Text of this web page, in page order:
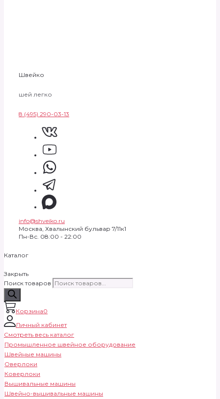
Швейко
шей легко
8 (495) 290-03-13
info@shveiko.ru
Москва, Хвалынский бульвар 7/11к1
Пн-Вс. 08:00 - 22:00
Каталог
Закрыть
Поиск товаров
Корзина0
Личный кабинет
Смотреть весь каталог
Промышленное швейное оборудование
Швейные машины
Оверлоки
Коверлоки
Вышивальные машины
Швейно-вышивальные машины